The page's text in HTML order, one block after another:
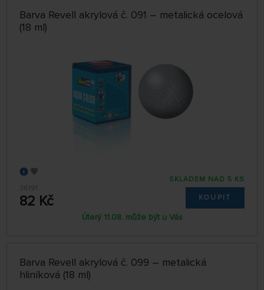
Barva Revell akrylová č. 091 – metalická ocelová
(18 ml)
36191
82 Kč
SKLADEM NAD 5 KS
KOUPIT
Úterý 11.08. může být u Vás
Barva Revell akrylová č. 099 – metalická
hliníková (18 ml)